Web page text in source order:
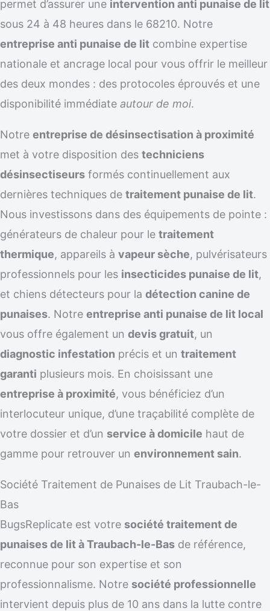
permet d’assurer une intervention anti punaise de lit
sous 24 à 48 heures dans le 68210. Notre
entreprise anti punaise de lit combine expertise
nationale et ancrage local pour vous offrir le meilleur
des deux mondes : des protocoles éprouvés et une
disponibilité immédiate autour de moi.
Notre entreprise de désinsectisation à proximité
met à votre disposition des techniciens
désinsectiseurs formés continuellement aux
dernières techniques de traitement punaise de lit.
Nous investissons dans des équipements de pointe :
générateurs de chaleur pour le traitement
thermique, appareils à vapeur sèche, pulvérisateurs
professionnels pour les insecticides punaise de lit,
et chiens détecteurs pour la détection canine de
punaises. Notre entreprise anti punaise de lit local
vous offre également un devis gratuit, un
diagnostic infestation précis et un traitement
garanti plusieurs mois. En choisissant une
entreprise à proximité, vous bénéficiez d’un
interlocuteur unique, d’une traçabilité complète de
votre dossier et d’un service à domicile haut de
gamme pour retrouver un environnement sain.
Société Traitement de Punaises de Lit Traubach-le-
Bas
BugsReplicate est votre société traitement de
punaises de lit à Traubach-le-Bas de référence,
reconnue pour son expertise et son
professionnalisme. Notre société professionnelle
intervient depuis plus de 10 ans dans la lutte contre